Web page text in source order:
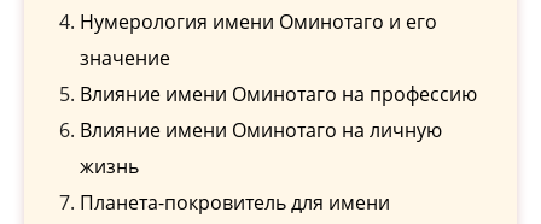
Нумерология имени Оминотаго и его
значение
Влияние имени Оминотаго на профессию
Влияние имени Оминотаго на личную
жизнь
Планета-покровитель для имени